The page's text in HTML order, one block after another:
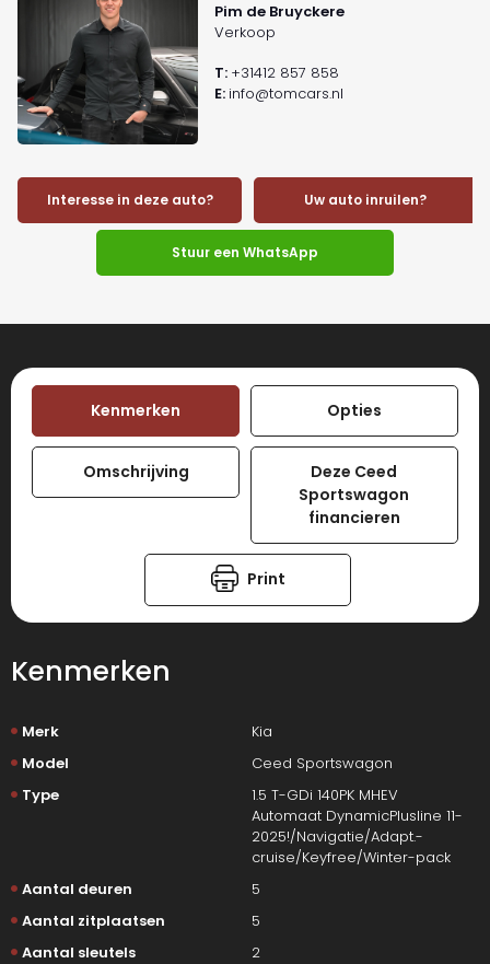
Pim de Bruyckere
Verkoop
T: +31412 857 858
E: info@tomcars.nl
Interesse in deze auto? Uw auto inruilen?
Stuur een WhatsApp
Kenmerken Opties
Omschrijving
Deze Ceed
Sportswagon
financieren
Print
Kenmerken
Merk
Kia
Model
Ceed Sportswagon
Type
1.5 T-GDi 140PK MHEV
Automaat DynamicPlusline 11-
2025!/Navigatie/Adapt.-
cruise/Keyfree/Winter-pack
Aantal deuren
5
Aantal zitplaatsen
5
Aantal sleutels
2